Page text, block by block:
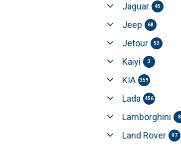
Jaguar 45
Jeep 68
Jetour 53
Kaiyi 3
KIA 359
Lada 456
Lamborghini 8
Land Rover 97